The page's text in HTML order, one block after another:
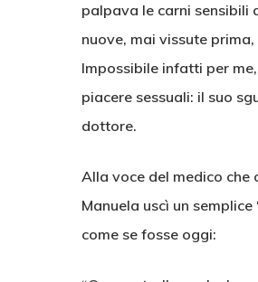
palpava le carni sensibili
nuove, mai vissute
Impossibile infatti per
piacere sessuali: il suo
dottore.
Alla voce del medico che
Manuela uscì un
come se fosse oggi: